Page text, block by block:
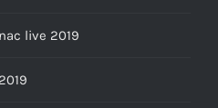
live 2019